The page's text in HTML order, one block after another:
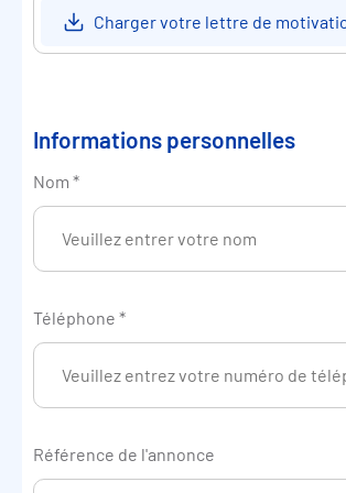
Charger votre lettre de
Informations personnelles
Nom *
Téléphone *
Référence de l'annonce